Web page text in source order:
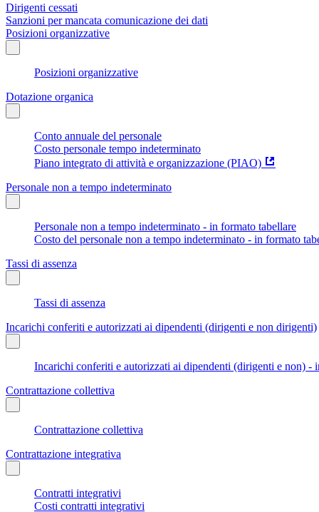
Dirigenti cessati
Sanzioni per mancata comunicazione dei dati
Posizioni organizzative
Posizioni organizzative
Dotazione organica
Conto annuale del personale
Costo personale tempo indeterminato
Piano integrato di attività e organizzazione (PIAO)
Personale non a tempo indeterminato
Personale non a tempo indeterminato - in formato tabellare
Costo del personale non a tempo indeterminato - in formato
Tassi di assenza
Tassi di assenza
Incarichi conferiti e autorizzati ai dipendenti (dirigenti e non dirigenti)
Incarichi conferiti e autorizzati ai dipendenti (dirigenti e non) -
Contrattazione collettiva
Contrattazione collettiva
Contrattazione integrativa
Contratti integrativi
Costi contratti integrativi